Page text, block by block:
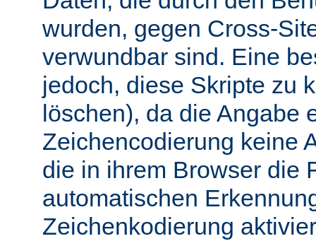
wurden, gegen Cross-
verwundbar sind. Eine
jedoch, diese Skripte zu
löschen), da die Angabe
Zeichencodierung keine
die in ihrem Browser die
automatischen
Zeichenkodierung